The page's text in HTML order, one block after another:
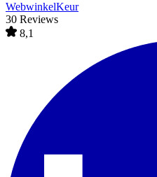
WebwinkelKeur
30 Reviews
8,1